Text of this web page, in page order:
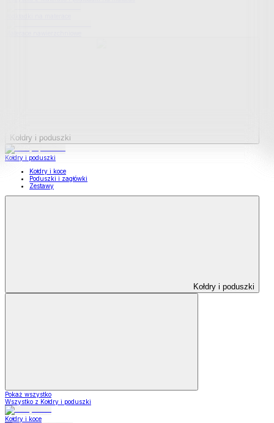
Kołdry i poduszki
Kołdry i poduszki
Kołdry i koce
Poduszki i zagłówki
Zestawy
Kołdry i poduszki
Pokaż wszystko
Wszystko z Kołdry i poduszki
Kołdry i koce